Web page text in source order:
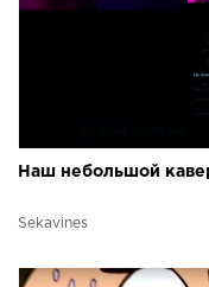
Наш небольшой
Sekavines